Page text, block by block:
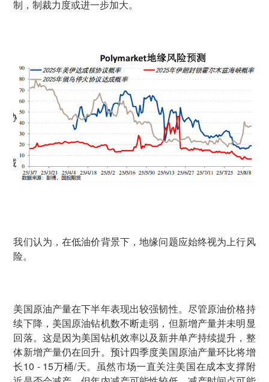
制，制裁力度或进一步加大。
我们认为，在低油价背景下，地缘问题应始终视为上行风
险。
美国原油产量在下半年表现出较强韧性。尽管原油价格持
续下降，美国原油钻机数不断走弱，但新增产量并未明显
回落。这是因为美国钻机效率以及新井单产持续提升，整
体新增产量仍在回升。预计四季度美国原油产量环比将增
长10 - 15万桶/天。虽然市场一直关注美国在成本支撑附